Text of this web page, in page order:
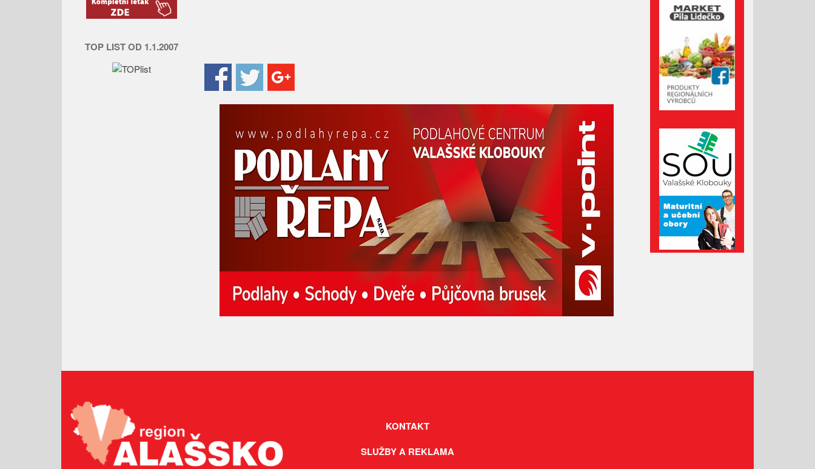
Listopad 2021
Září 2021
Srpen 2021
Červenec 2021
Červen 2021
Duben 2021
Březen 2021
Únor 2021
Leden 2021
Prosinec 2020
Listopad 2020
Říjen 2020
Březen 2020
TOP LIST OD 1.1.2007
KONTAKT
SLUŽBY A REKLAMA